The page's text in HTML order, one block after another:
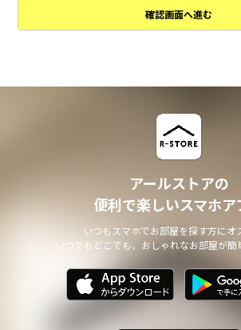
以下に定めのない目的で個人情報を利用する場
からのご連絡の対応
不動産会社との業務における対応
・ 本サイトからのメールマガジンの送信、その
・ その他、本サイトの不動産物件情報サービス
個人情報の安全管理について
本サイトは、取り扱う個人情報の漏洩、滅失ま
他の個人情報の安全管理のために必要かつ適切
個人情報の委託について
する場合は、当該第三者について厳正な調査を
委託された個人情報の安全管理が図られるよう
確認画面へ進む
アールストアの
便利で楽しいスマホア
いつもスマホでお部屋を探す方にオ
いつでもどこでも、おしゃれなお部屋が簡